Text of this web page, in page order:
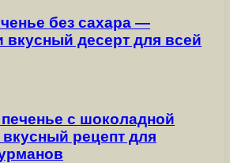
без сахара —
вкусный десерт для всей
с шоколадной
рецепт для